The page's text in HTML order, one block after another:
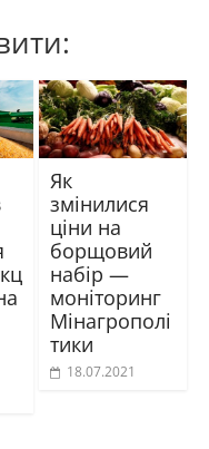
Як
змінилися
ціни на
борщовий
набір —
моніторинг
Мінагрополі
тики
18.07.2021